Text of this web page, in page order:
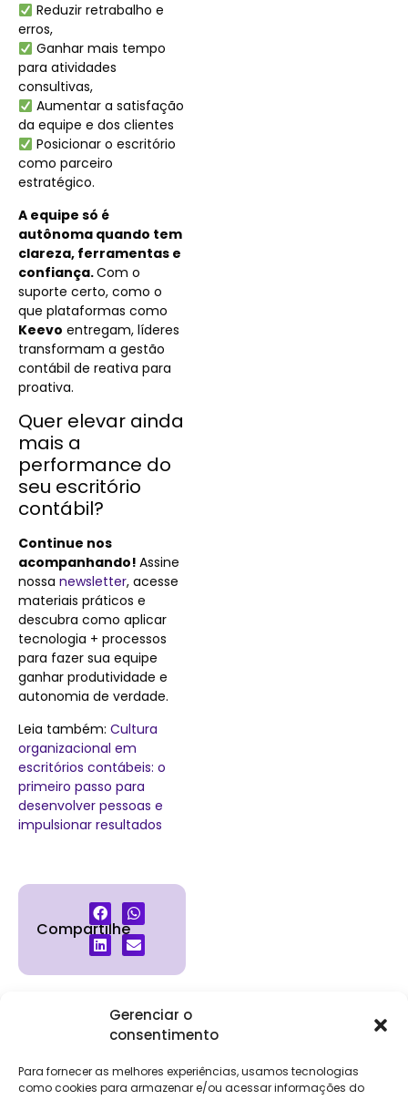
Gerenciar o
consentimento
Para fornecer as melhores experiências, usamos tecnologias
como cookies para armazenar e/ou acessar informações do
Reduzir retrabalho e
erros,
Ganhar mais tempo
para atividades
consultivas,
Aumentar a satisfação
da equipe e dos clientes
Posicionar o escritório
como parceiro
estratégico.
A equipe só é
autônoma quando tem
clareza, ferramentas e
confiança.Com o
suporte certo, como o
que plataformas como
Keevo entregam, líderes
transformam a gestão
contábil de reativa para
proativa.
Quer elevar ainda
mais a
performance do
seu escritório
contábil?
Continue nos
acompanhando! Assine
nossa newsletter, acesse
materiais práticos e
descubra como aplicar
tecnologia + processos
para fazer sua equipe
ganhar produtividade e
autonomia de verdade.
Leia também: Cultura
organizacional em
escritórios contábeis: o
primeiro passo para
desenvolver pessoas e
impulsionar resultados
Compartilhe
Institucional
Trabalhe
Clientes
Login
Eventos
Contábeis
Holos
Soluções
DP e RH